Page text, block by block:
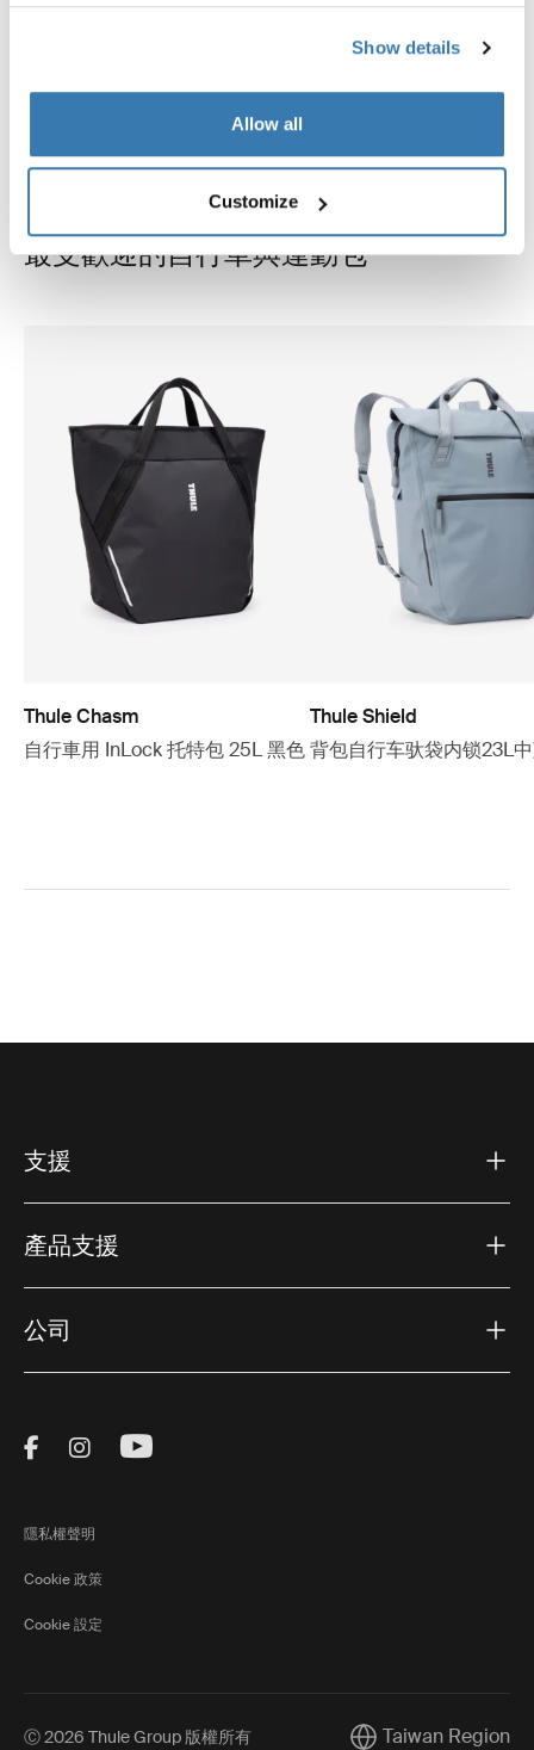
Show details
Allow all
Customize
上，同時確保離開自行車時也能舒適攜帶。
了解更多
最受歡迎的自行車與運動包
Thule Chasm
自行車用 InLock 托特包 25L 黑色
Thule Shield
背包自行车驮袋内锁23L
支援
產品支援
公司
Visit Thule on Facebook (external link)
Visit Thule on Instagram (external link)
Visit Thule on Youtube (external
隱私權聲明
Cookie 政策
Cookie 設定
Ⓒ 2026 Thule Group 版權所有 Taiwan Region